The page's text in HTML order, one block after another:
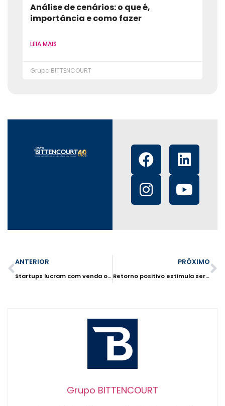
Análise de cenários: o que é,
importância e como fazer
LEIA MAIS
Grupo BITTENCOURT
ANTERIOR
Startups lucram com venda on-line de supermercados
PRÓXIMO
Retorno positivo estimula serviços em farmácias
Grupo BITTENCOURT